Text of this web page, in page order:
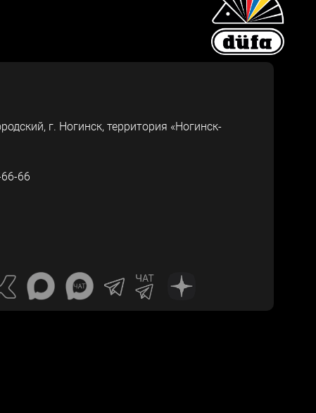
г. Ногинск, территория «Ногинск-
66